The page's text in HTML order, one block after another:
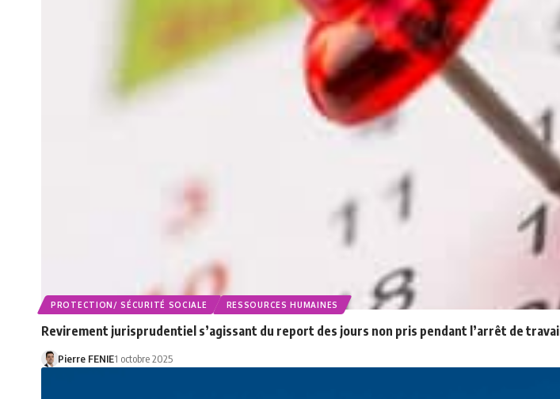
PROTECTION/ SÉCURITÉ SOCIALE RESSOURCES HUMAINES
Revirement jurisprudentiel s’agissant du report des jours non pris pendant l’arrêt de travail
Pierre FENIE1 octobre 2025